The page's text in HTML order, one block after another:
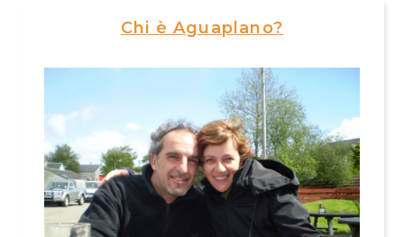
Chi è Aguaplano?